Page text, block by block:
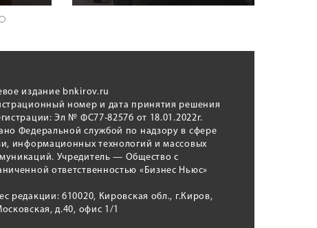
издание bnkirov.ru
номер и дата принятия решения
Эл № ФС77-82576 от 18.01.2022г.
Федеральной службой по надзору в сфере
информационных технологий и массовых
Учредитель — Общество с
ответственностью «Бизнес Ньюс»
редакции: 610020, Кировская обл., г.Киров,
д.40, офис 1/1